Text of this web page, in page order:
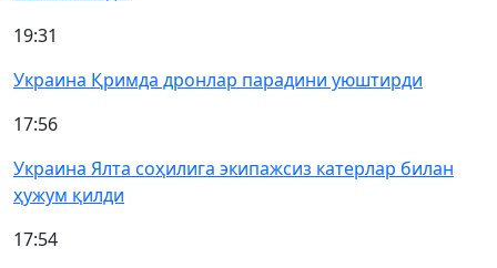
19:31
Украина Қримда дронлар парадини уюштирди
17:56
Украина Ялта соҳилига экипажсиз катерлар билан
ҳужум қилди
17:54